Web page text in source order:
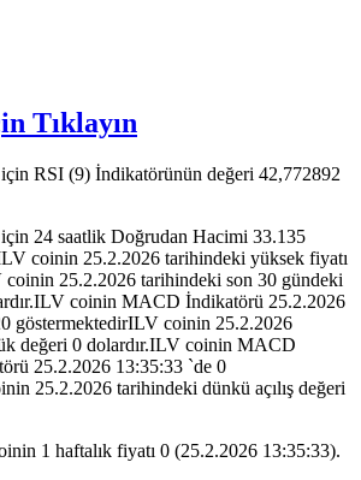
Tıklayın
RSI (9) İndikatörünün değeri 42,772892
24 saatlik Doğrudan Hacimi 33.135
coinin 25.2.2026 tarihindeki yüksek fiyatı
coinin 25.2.2026 tarihindeki son 30 gündeki
coinin MACD İndikatörü 25.2.2026
göstermektedirILV coinin 25.2.2026
değeri 0 dolardır.ILV coinin MACD
25.2.2026 13:35:33 `de 0
25.2.2026 tarihindeki dünkü açılış değeri
1 haftalık fiyatı 0 (25.2.2026 13:35:33).